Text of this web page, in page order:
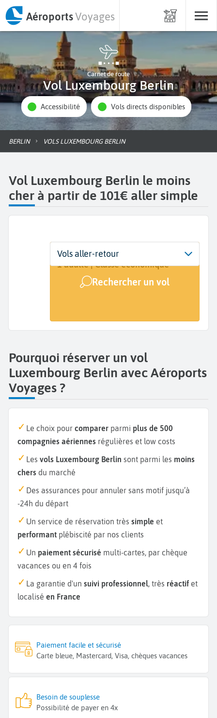
AéroportsVoyages
Carnet de route
Vol Luxembourg Berlin
Accessibilité Vols directs disponibles
BERLIN VOLS LUXEMBOURG BERLIN
Vol Luxembourg Berlin le moins
cher à partir de 101€ aller simple
Départ
Luxembourg (LUX)
Dates
Dates de votre voyage
Voyageurs | Classe
1 adulte | Classe économique
Rechercher un vol
Vols aller-retour
Pourquoi réserver un vol
Luxembourg Berlin avec Aéroports
Voyages ?
Le choix pour comparer parmi plus de 500
compagnies aériennes régulières et low costs
Les vols Luxembourg Berlin sont parmi les moins
chers du marché
Des assurances pour annuler sans motif jusqu’à
-24h du départ
Un service de réservation très simple et
performant plébiscité par nos clients
Un paiement sécurisé multi-cartes, par chèque
vacances ou en 4 fois
La garantie d'un suivi professionnel, très réactif et
localisé en France
Paiement facile et sécurisé
Carte bleue, Mastercard, Visa, chèques vacances
Besoin de souplesse
Possibilité de payer en 4x